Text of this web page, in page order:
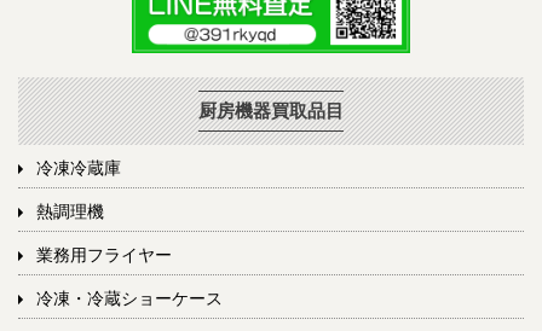
厨房機器買取品目
冷凍冷蔵庫
熱調理機
業務用フライヤー
冷凍・冷蔵ショーケース